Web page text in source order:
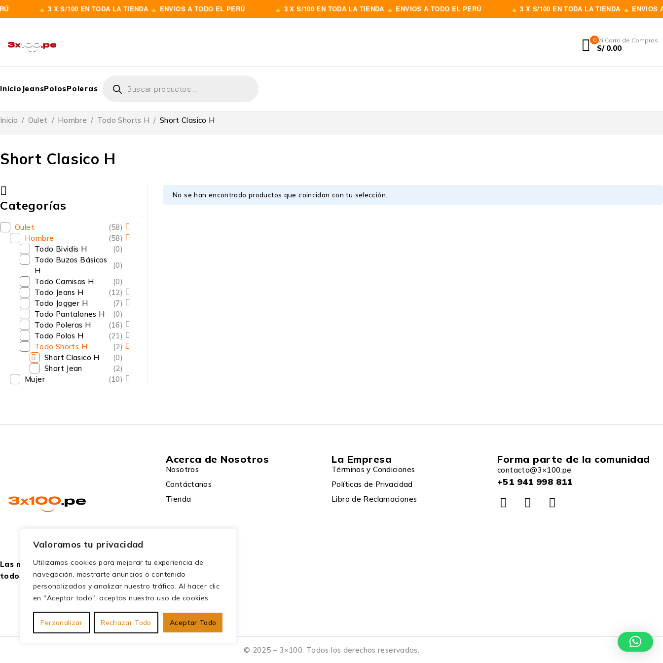
Valoramos tu privacidad
Utilizamos cookies para mejorar tu experiencia de
navegación, mostrarte anuncios o contenido
personalizados y analizar nuestro tráfico. Al hacer clic
en "Aceptar todo", aceptas nuestro uso de cookies.
Perzonalizar Rechazar Todo Aceptar Todo
3 X S/100 EN TODA LA TIENDA ENVIOS A TODO EL PERÚ 3 X S/100 EN TODA LA TIENDA ENVIOS A TODO EL PERÚ 3 X S/100 EN TODA LA TIENDA ENVIOS A
0 Mi Carro de Compras
S/0.00
Inicio JeansPolosPoleras
Short Clasico H
Inicio / Oulet / Hombre / Todo Shorts H / Short Clasico H
Categorías
Oulet
(58)
Hombre
(58)
Todo Bividis H
(0)
Todo Buzos Básicos
H
(0)
Todo Camisas H
(0)
Todo Jeans H
(12)
Todo Jogger H
(7)
Todo Pantalones H
(0)
Todo Poleras H
(16)
Todo Polos H
(21)
Todo Shorts H
(2)
Short Clasico H
(0)
Short Jean
(2)
Mujer
(10)
No se han encontrado productos que coincidan con tu selección.
Las mejores ofertas para
todo público.
Acerca de Nosotros
Nosotros
Contáctanos
Tienda
La Empresa
Términos y Condiciones
Políticas de Privacidad
Libro de Reclamaciones
Forma parte de la comunidad
contacto@3×100.pe
+51 941 998 811
© 2025 – 3×100. Todos los derechos reservados.